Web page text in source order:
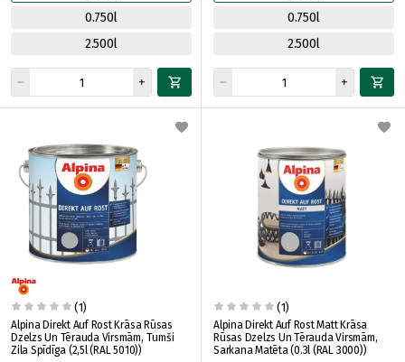
0.750l
2.500l
0.750l
2.500l
(1)
Alpina Direkt Auf Rost Krāsa Rūsas
Dzelzs Un Tērauda Virsmām, Tumši
Zila Spīdīga (2,5l (RAL 5010))
(1)
Alpina Direkt Auf Rost Matt Krāsa
Rūsas Dzelzs Un Tērauda Virsmām,
Sarkana Matēta (0.3l (RAL 3000))